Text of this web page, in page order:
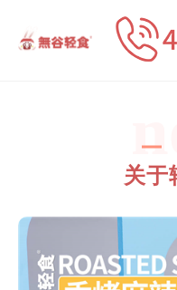
关于